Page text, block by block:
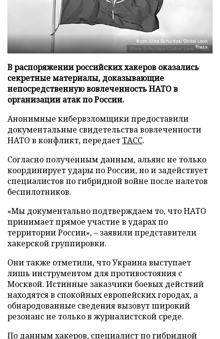
Фото: Elisa Schu/dpa/Global Look
Press
В распоряжении российских хакеров оказались
секретные материалы, доказывающие
непосредственную вовлеченность НАТО в
организации атак по России.
Анонимные кибервзломщики предоставили
документальные свидетельства вовлеченности
НАТО в конфликт, передаетТАСС.
Согласно полученным данным, альянс не только
координирует удары по России, но и задействует
специалистов по гибридной войне после налетов
беспилотников.
«Мы документально подтверждаем то, что НАТО
принимает прямое участие в ударах по
территории России», – заявили представители
хакерской группировки.
Они также отметили, что Украина выступает
лишь инструментом для противостояния с
Москвой. Истинные заказчики боевых действий
находятся в спокойных европейских городах, а
обнародованные сведения вызовут широкий
резонанс не только в журналистской среде.
По данным хакеров, специалист по гибридной